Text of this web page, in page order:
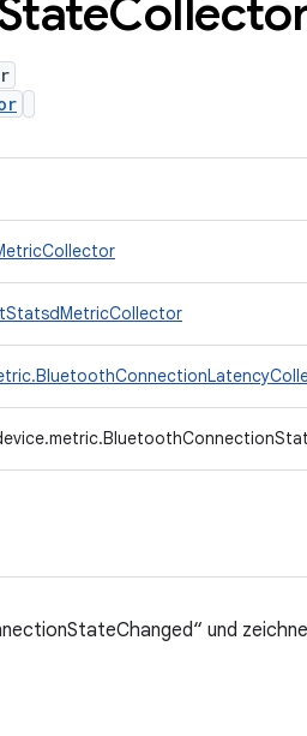
und